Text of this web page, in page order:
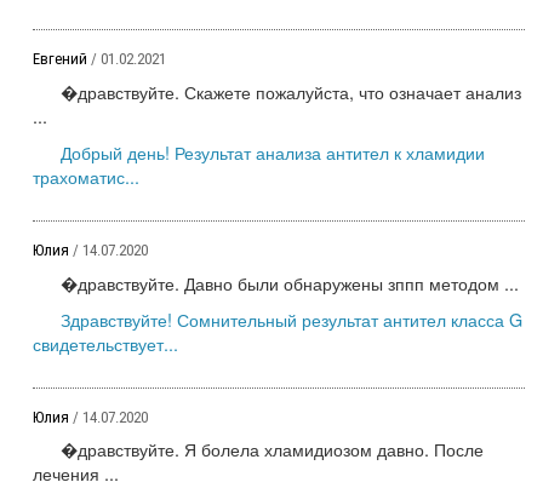
Евгений / 01.02.2021
�дравствуйте. Скажете пожалуйста, что означает анализ
...
Добрый день! Результат анализа антител к хламидии
трахоматис...
Юлия / 14.07.2020
�дравствуйте. Давно были обнаружены зппп методом ...
Здравствуйте! Сомнительный результат антител класса G
свидетельствует...
Юлия / 14.07.2020
�дравствуйте. Я болела хламидиозом давно. После
лечения ...